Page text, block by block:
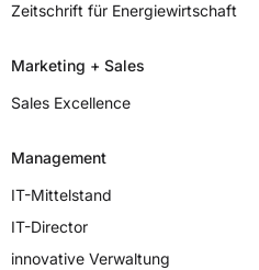
Zeitschrift für Energiewirtschaft
Marketing + Sales
Sales Excellence
Management
IT-Mittelstand
IT-Director
innovative Verwaltung